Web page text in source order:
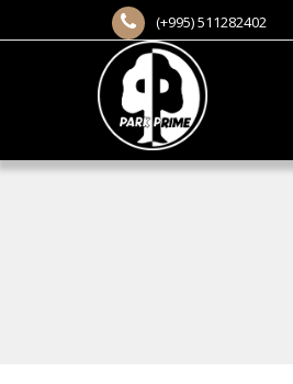
(+995) 511282402